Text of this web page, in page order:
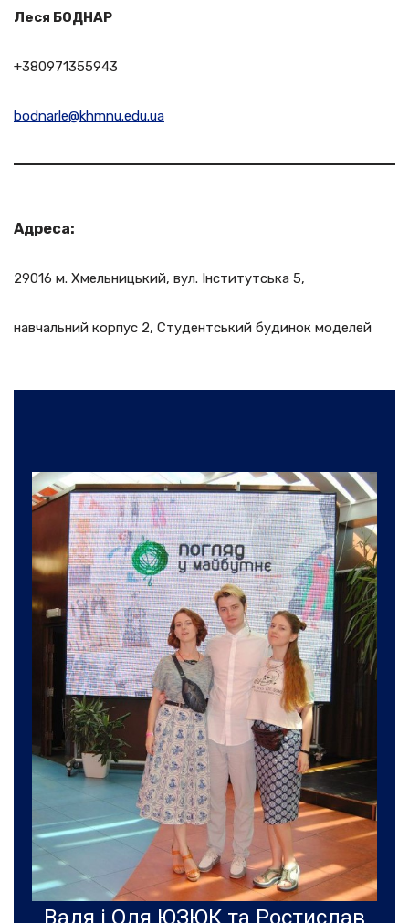
Леся БОДНАР
+380971355943
bodnarle@khmnu.edu.ua
Адреса:
29016 м. Хмельницький, вул. Інститутська 5,
навчальний корпус 2, Студентський будинок моделей
Валя і Оля ЮЗЮК та Ростислав